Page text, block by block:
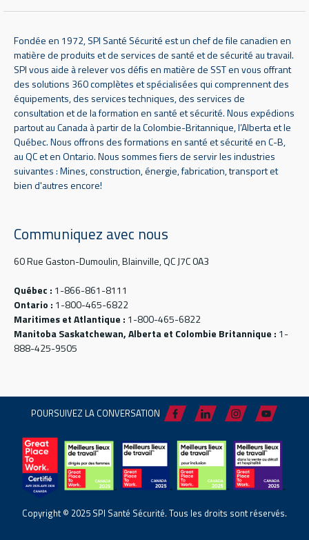
Fondée en 1972, SPI Santé Sécurité est un chef de file canadien en
matière de produits et de services de santé et de sécurité au travail.
SPI vous aide à relever vos défis en matière de SST en vous offrant
des solutions 360 complètes et spécialisées qui comprennent des
équipements, des services techniques, des services de
consultation et de la formation en santé et sécurité. Nous expédions
partout au Canada à partir de la Colombie-Britannique, l’Alberta et le
Québec. Nous offrons des formations en santé et sécurité en C-B,
au QC et en Ontario. Nous sommes fiers de servir les industries
suivantes : Mines, construction, énergie, fabrication, transport et
bien d'autres encore!
Communiquez avec nous
60 Rue Gaston-Dumoulin, Blainville, QC J7C 0A3
Québec : 1-866-861-8111
Ontario : 1-800-465-6822
Maritimes et Atlantique : 1-800-465-6822
Manitoba Saskatchewan, Alberta et Colombie Britannique : 1-
888-425-9505
POURSUIVEZ LA CONVERSATION
Copyright © 2025 SPI Santé Sécurité. Tous les droits sont réservés.